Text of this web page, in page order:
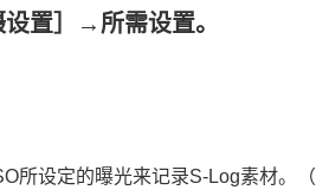
置］ →所需设置。
所设定的曝光来记录S-Log素材。（